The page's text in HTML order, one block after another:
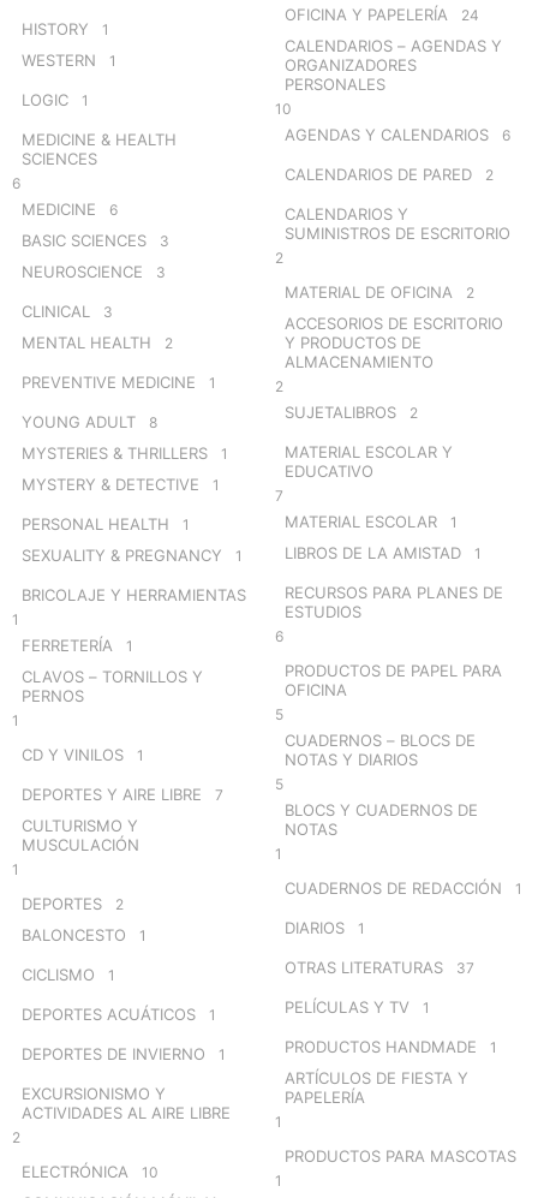
HISTORY 1
WESTERN 1
LOGIC 1
MEDICINE & HEALTH
SCIENCES
6
MEDICINE 6
BASIC SCIENCES 3
NEUROSCIENCE 3
CLINICAL 3
MENTAL HEALTH 2
PREVENTIVE MEDICINE 1
YOUNG ADULT 8
MYSTERIES & THRILLERS 1
MYSTERY & DETECTIVE 1
PERSONAL HEALTH 1
SEXUALITY & PREGNANCY 1
BRICOLAJE Y HERRAMIENTAS
1
FERRETERÍA 1
CLAVOS – TORNILLOS Y
PERNOS
1
CD Y VINILOS 1
DEPORTES Y AIRE LIBRE 7
CULTURISMO Y
MUSCULACIÓN
1
DEPORTES 2
BALONCESTO 1
CICLISMO 1
DEPORTES ACUÁTICOS 1
DEPORTES DE INVIERNO 1
EXCURSIONISMO Y
ACTIVIDADES AL AIRE LIBRE
2
ELECTRÓNICA 10
OFICINA Y PAPELERÍA 24
CALENDARIOS – AGENDAS Y
ORGANIZADORES
PERSONALES
10
AGENDAS Y CALENDARIOS 6
CALENDARIOS DE PARED 2
CALENDARIOS Y
SUMINISTROS DE ESCRITORIO
2
MATERIAL DE OFICINA 2
ACCESORIOS DE ESCRITORIO
Y PRODUCTOS DE
ALMACENAMIENTO
2
SUJETALIBROS 2
MATERIAL ESCOLAR Y
EDUCATIVO
7
MATERIAL ESCOLAR 1
LIBROS DE LA AMISTAD 1
RECURSOS PARA PLANES DE
ESTUDIOS
6
PRODUCTOS DE PAPEL PARA
OFICINA
5
CUADERNOS – BLOCS DE
NOTAS Y DIARIOS
5
BLOCS Y CUADERNOS DE
NOTAS
1
CUADERNOS DE REDACCIÓN 1
DIARIOS 1
OTRAS LITERATURAS 37
PELÍCULAS Y TV 1
PRODUCTOS HANDMADE 1
ARTÍCULOS DE FIESTA Y
PAPELERÍA
1
PRODUCTOS PARA MASCOTAS
1